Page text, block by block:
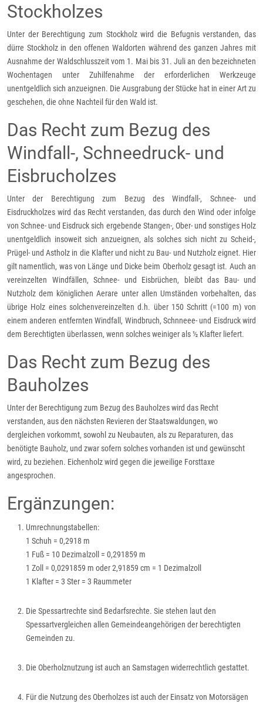
Stockholzes
Unter der Berechtigung zum Stockholz wird die Befugnis verstanden, das
dürre Stockholz in den offenen Waldorten während des ganzen Jahres mit
Ausnahme der Waldschlusszeit vom 1. Mai bis 31. Juli an den bezeichneten
Wochentagen unter Zuhilfenahme der erforderlichen Werkzeuge
unentgeldlich sich anzueignen. Die Ausgrabung der Stücke hat in einer Art zu
geschehen, die ohne Nachteil für den Wald ist.
Das Recht zum Bezug des
Windfall-, Schneedruck- und
Eisbrucholzes
Unter der Berechtigung zum Bezug des Windfall-, Schnee- und
Eisdruckholzes wird das Recht verstanden, das durch den Wind oder infolge
von Schnee- und Eisdruck sich ergebende Stangen-, Ober- und sonstiges Holz
unentgeldlich insoweit sich anzueignen, als solches sich nicht zu Scheid-,
Prügel- und Astholz in die Klafter und nicht zu Bau- und Nutzholz eignet. Hier
gilt namentlich, was von Länge und Dicke beim Oberholz gesagt ist. Auch an
vereinzelten Windfällen, Schnee- und Eisbrüchen, bleibt das Bau- und
Nutzholz dem königlichen Aerare unter allen Umständen vorbehalten, das
übrige Holz eines solchenvereinzelten d.h. über 150 Schritt (=100 m) von
einem anderen entfernten Windfall, Windbruch, Schnneee- und Eisdruck wird
dem Berechtigten überlassen, wenn solches weiniger als ½ Klafter liefert.
Das Recht zum Bezug des
Bauholzes
Unter der Berechtigung zum Bezug des Bauholzes wird das Recht
verstanden, aus den nächsten Revieren der Staatswaldungen, wo
dergleichen vorkommt, sowohl zu Neubauten, als zu Reparaturen, das
benötigte Bauholz, und zwar sofern solches vorhanden ist und gewünscht
wird, zu beziehen. Eichenholz wird gegen die jeweilige Forsttaxe
angesprochen.
Ergänzungen:
Umrechnungstabellen:
1 Schuh = 0,2918 m
1 Fuß = 10 Dezimalzoll = 0,291859 m
1 Zoll = 0,0291859 m oder 2,91859 cm = 1 Dezimalzoll
1 Klafter = 3 Ster = 3 Raummeter
Die Spessartrechte sind Bedarfsrechte. Sie stehen laut den
Spessartvergleichen allen Gemeindeangehörigen der berechtigten
Gemeinden zu.
Die Oberholznutzung ist auch an Samstagen widerrechtlich gestattet.
Für die Nutzung des Oberholzes ist auch der Einsatz von Motorsägen